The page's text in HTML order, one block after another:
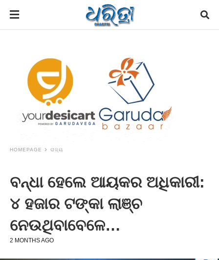
HOMEPAGE ରାଜ୍ୟ
ବନ୍ଧା ହେଲେ ଆୟକର ଅଧିକାରୀ:
୪ ହଜାର ଟଙ୍କା ଲାଞ୍ଚ
ନେଉଥିବାବେଳେ…
2 MONTHS AGO